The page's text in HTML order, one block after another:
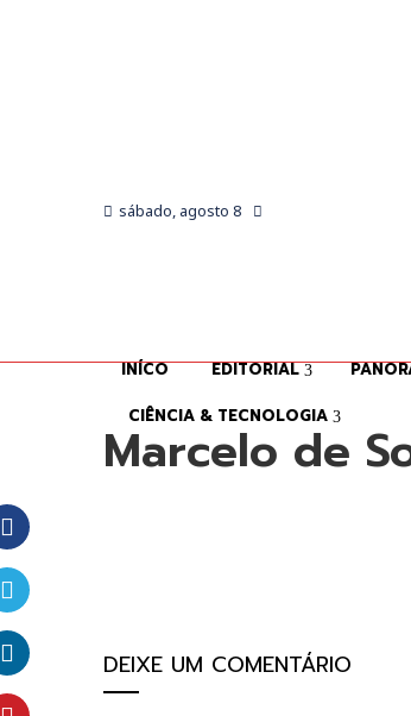
sábado, agosto 8
INÍCO EDITORIAL
CIÊNCIA & TECNOLOGIA
Marcelo de
Facebook
Twitter
LinkedIn
DEIXE UM COMENTÁRIO